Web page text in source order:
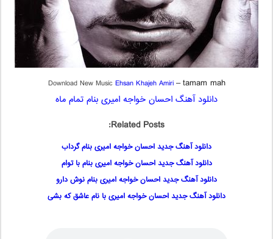
Download New MusicEhsan Khajeh Amiri –tamam mah
دانلود آهنگ احسان خواجه امیری بنام تمام ماه
Related Posts:
دانلود آهنگ جدید احسان خواجه امیری بنام گرداب
دانلود آهنگ جدید احسان خواجه امیری بنام با توام
دانلود آهنگ جدید احسان خواجه امیری بنام نوش دارو
دانلود آهنگ جدید احسان خواجه امیری با نام عاشق که بشی